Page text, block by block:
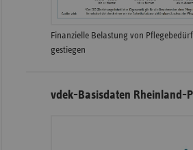
Finanzielle Belastung von
gestiegen
vdek-Basisdaten Rheinland-